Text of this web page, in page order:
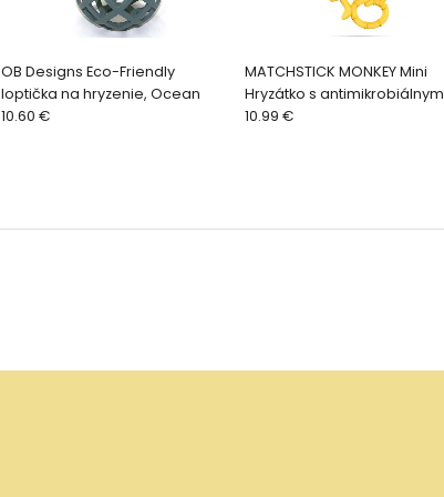
OB Designs Eco-Friendly
loptička na hryzenie, Ocean
10.60 €
MATCHSTICK MONKEY Mini
Hryzátko s antimikrobiálnym
povrchom Biocote, žltá
10.99 €